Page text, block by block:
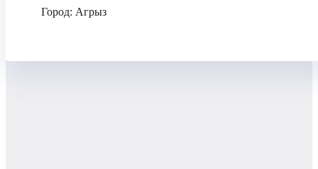
Город: Агрыз